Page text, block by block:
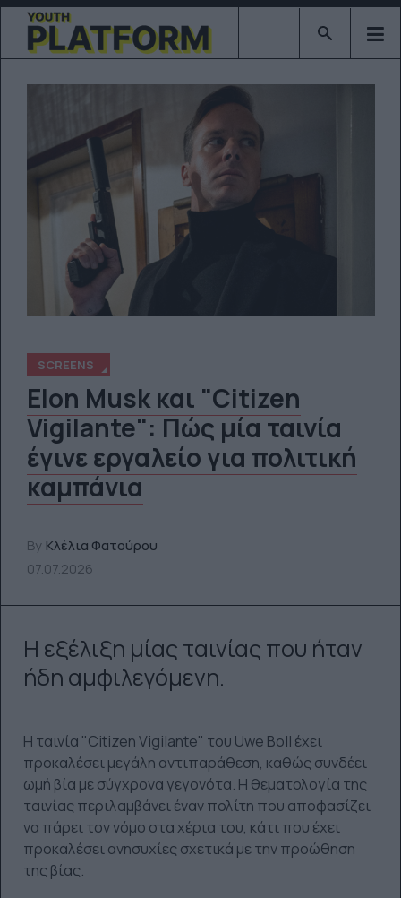
Type 2 or
SCREENS
Elon Musk και "Citizen
Vigilante": Πώς μία ταινία
έγινε εργαλείο για πολιτική
καμπάνια
By Κλέλια Φατούρου
07.07.2026
Η εξέλιξη μίας ταινίας που ήταν
ήδη αμφιλεγόμενη.
Η ταινία "Citizen Vigilante" του Uwe Boll έχει
προκαλέσει μεγάλη αντιπαράθεση, καθώς συνδέει
ωμή βία με σύγχρονα γεγονότα. Η θεματολογία της
ταινίας περιλαμβάνει έναν πολίτη που αποφασίζει
να πάρει τον νόμο στα χέρια του, κάτι που έχει
προκαλέσει ανησυχίες σχετικά με την προώθηση
της βίας.